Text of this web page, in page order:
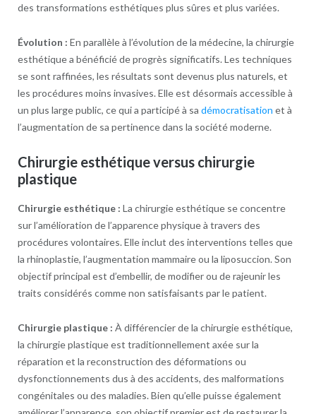
des transformations esthétiques plus sûres et plus variées.
Évolution : En parallèle à l’évolution de la médecine, la chirurgie
esthétique a bénéficié de progrès significatifs. Les techniques
se sont raffinées, les résultats sont devenus plus naturels, et
les procédures moins invasives. Elle est désormais accessible à
un plus large public, ce qui a participé à sa démocratisation et à
l’augmentation de sa pertinence dans la société moderne.
Chirurgie esthétique versus chirurgie
plastique
Chirurgie esthétique : La chirurgie esthétique se concentre
sur l’amélioration de l’apparence physique à travers des
procédures volontaires. Elle inclut des interventions telles que
la rhinoplastie, l’augmentation mammaire ou la liposuccion. Son
objectif principal est d’embellir, de modifier ou de rajeunir les
traits considérés comme non satisfaisants par le patient.
Chirurgie plastique : À différencier de la chirurgie esthétique,
la chirurgie plastique est traditionnellement axée sur la
réparation et la reconstruction des déformations ou
dysfonctionnements dus à des accidents, des malformations
congénitales ou des maladies. Bien qu’elle puisse également